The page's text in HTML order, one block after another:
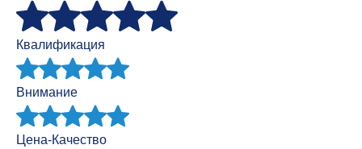
Квалификация
Внимание
Цена-Качество